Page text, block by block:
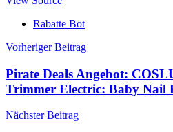
Rabatte Bot
Beitragsnavigation
Vorheriger Beitrag
Pirate Deals Angebot:
Trimmer Electric: Baby
Nächster Beitrag